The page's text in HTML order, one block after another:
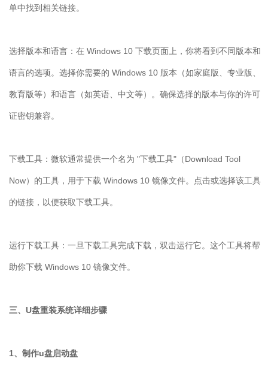
单中找到相关链接。
选择版本和语言：在 Windows 10 下载页面上，你将看到不同版本和
语言的选项。选择你需要的 Windows 10 版本（如家庭版、专业版、
教育版等）和语言（如英语、中文等）。确保选择的版本与你的许可
证密钥兼容。
下载工具：微软通常提供一个名为 "下载工具"（Download Tool
Now）的工具，用于下载 Windows 10 镜像文件。点击或选择该工具
的链接，以便获取下载工具。
运行下载工具：一旦下载工具完成下载，双击运行它。这个工具将帮
助你下载 Windows 10 镜像文件。
三、U盘重装系统详细步骤
1、制作u盘启动盘